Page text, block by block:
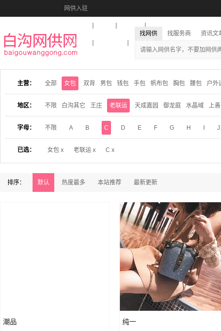
网供入驻
收藏本站
找网供 找服务商 资讯文
主营： 全部 女包 双背 男包 钱包 手包 帆布包 胸包 腰包 户外
地区： 不限 白沟其它 王庄 老联运 天成嘉园 御龙庭 水晶域 上
字母： 不限 A B C D E F G H J
已选： 女包 x 老联运 x C x
排序： 默认 热度最多 本站推荐 最新更新
潮品 纯一